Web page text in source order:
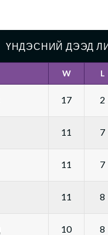
ҮНДЭСНИЙ ДЭЭД
W L
17 2
11 7
11 7
11 8
10 8